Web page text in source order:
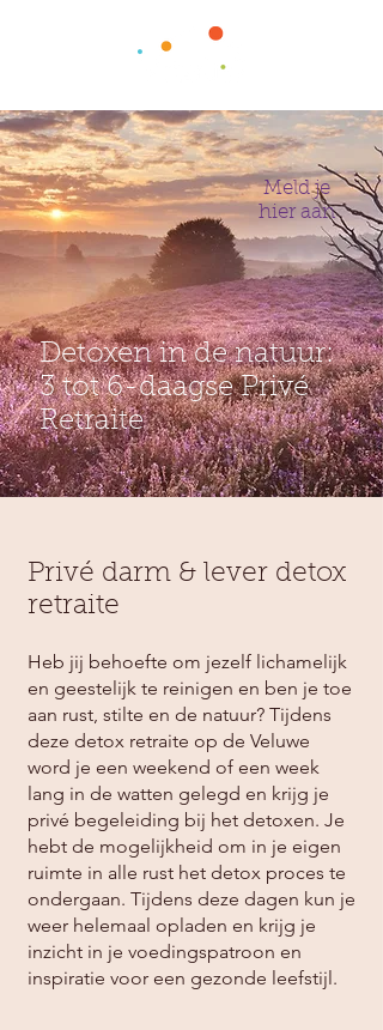
Meld je
hier aan
Detoxen in de natuur:
3 tot 6-daagse Privé
Retraite
Privé darm & lever detox
retraite
Heb jij behoefte om jezelf lichamelijk
en geestelijk te reinigen en ben je toe
aan rust, stilte en de natuur? Tijdens
deze detox retraite op de Veluwe
word je een weekend of een week
lang in de watten gelegd en krijg je
privé begeleiding bij het detoxen. Je
hebt de mogelijkheid om in je eigen
ruimte in alle rust het detox proces te
ondergaan. Tijdens deze dagen kun je
weer helemaal opladen en krijg je
inzicht in je voedingspatroon en
inspiratie voor een gezonde leefstijl.